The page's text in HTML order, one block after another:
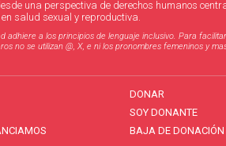
una perspectiva de derechos humanos
salud sexual y reproductiva.
adhiere a los principios de lenguaje inclusivo. Para
no se utilizan @, X, e ni los pronombres femeninos y
DONAR
SOY DONANTE
BAJA DE DONACIÓN